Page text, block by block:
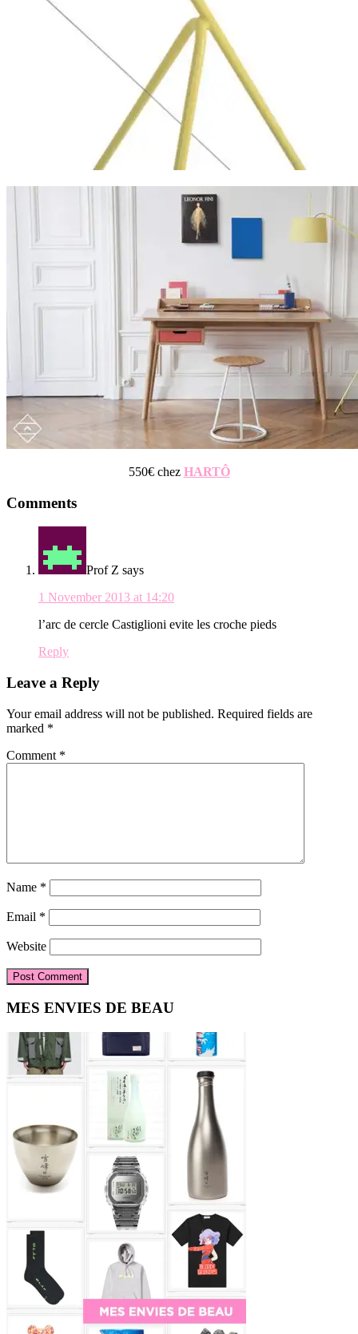
550€ chez HARTÔ
Reader
Interactions
Comments
Prof Z says
1 November 2013 at 14:20
l’arc de cercle Castiglioni evite les croche pieds
Reply
Leave a Reply
Your email address will not be published. Required fields are
marked *
Comment *
Name *
Email *
Website
Primary
Sidebar
MES ENVIES DE BEAU